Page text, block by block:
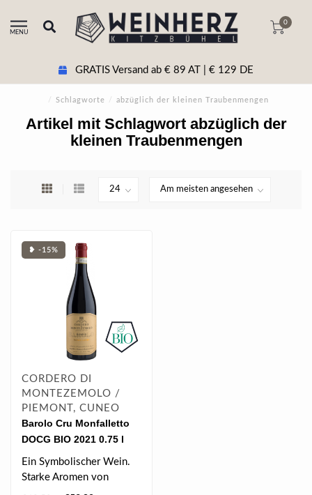
MENU
0
GRATIS Versand ab € 89 AT | € 129 DE
/ Schlagworte / abzüglich der kleinen Traubenmengen
Artikel mit Schlagwort abzüglich der
kleinen Traubenmengen
❥ -15%
CORDERO DI
MONTEZEMOLO /
PIEMONT, CUNEO
Barolo Cru Monfalletto
DOCG BIO 2021 0.75 l
Ein Symbolischer Wein.
Starke Aromen von
Himbeere, Kirsche,